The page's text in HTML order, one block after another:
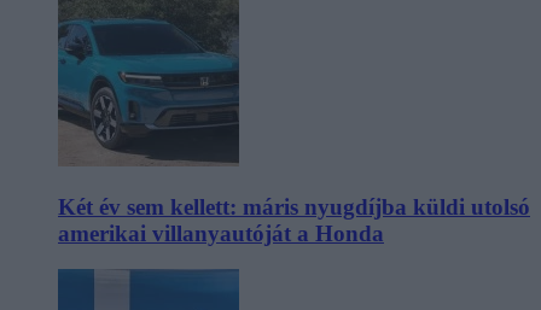
Két év sem kellett: máris nyugdíjba küldi utolsó
amerikai villanyautóját a Honda